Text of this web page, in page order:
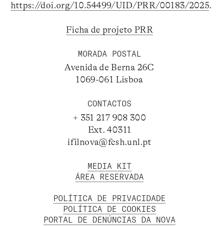
https://doi.org/10.54499/UID/PRR/00183/2025.
Ficha de projeto PRR
MORADA POSTAL
Avenida de Berna 26C
1069-061 Lisboa
CONTACTOS
+ 351 217 908 300
Ext. 40311
ifilnova@fcsh.unl.pt
MEDIA KIT
ÁREA RESERVADA
POLÍTICA DE PRIVACIDADE
POLÍTICA DE COOKIES
PORTAL DE DENÚNCIAS DA NOVA